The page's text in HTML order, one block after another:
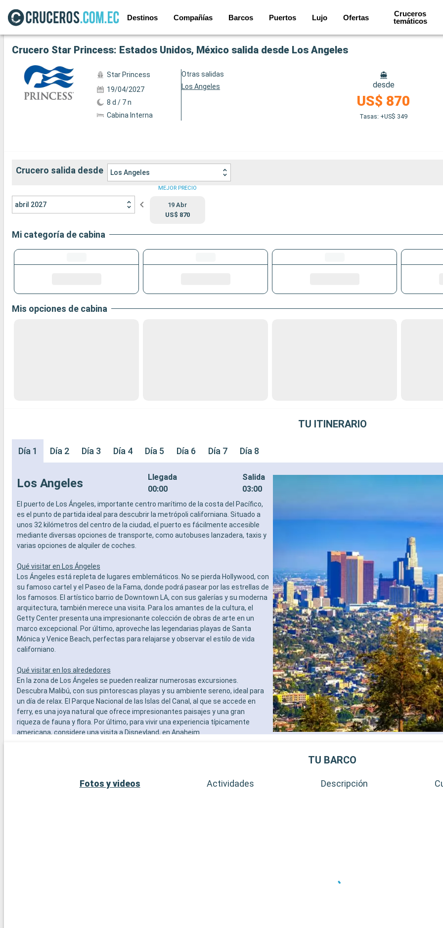
Destinos Compañías Barcos Puertos Lujo Ofertas
Cruceros
temáticos
Ver las 43 fotos siguientes
Crucero Star Princess: Estados Unidos, México salida desde Los Angeles
Star Princess
19/04/2027
8 d / 7 n
Cabina Interna
Otras salidas
Los Angeles
desde
US$ 870
Tasas: +US$ 349
Crucero salida desde Los Angeles
abril 2027
MEJOR PRECIO
19 Abr
US$ 870
Mi categoría de cabina
Mis opciones de cabina
TU ITINERARIO
Día 1 Día 2 Día 3 Día 4 Día 5 Día 6 Día 7 Día 8
Los Angeles
Llegada
00:00
Salida
03:00
El puerto de Los Ángeles, importante centro marítimo de la costa del Pacífico,
es el punto de partida ideal para descubrir la metrópoli californiana. Situado a
unos 32 kilómetros del centro de la ciudad, el puerto es fácilmente accesible
mediante diversas opciones de transporte, como autobuses lanzadera, taxis y
varias opciones de alquiler de coches.
Qué visitar en Los Ángeles
Los Ángeles está repleta de lugares emblemáticos. No se pierda Hollywood, con
su famoso cartel y el Paseo de la Fama, donde podrá pasear por las estrellas de
los famosos. El artístico barrio de Downtown LA, con sus galerías y su moderna
arquitectura, también merece una visita. Para los amantes de la cultura, el
Getty Center presenta una impresionante colección de obras de arte en un
marco excepcional. Por último, aproveche las legendarias playas de Santa
Mónica y Venice Beach, perfectas para relajarse y observar el estilo de vida
californiano.
Qué visitar en los alrededores
En la zona de Los Ángeles se pueden realizar numerosas excursiones.
Descubra Malibú, con sus pintorescas playas y su ambiente sereno, ideal para
un día de relax. El Parque Nacional de las Islas del Canal, al que se accede en
ferry, es una joya natural que ofrece impresionantes paisajes y una gran
riqueza de fauna y flora. Por último, para vivir una experiencia típicamente
americana, considere una visita a Disneyland, en Anaheim.
TU BARCO
Fotos y videos Actividades Descripción